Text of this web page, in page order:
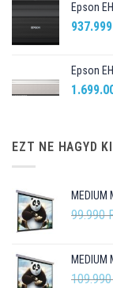
Epson
937.999
Epson
EZT NE HAGYD KI
99.990